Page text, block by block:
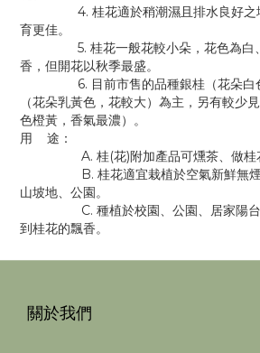
4. 桂花適於稍潮濕且排水良好之壤
育更佳。
5. 桂花一般花較小朵，花色為白、
香，但開花以秋季最盛。
6. 目前市售的品種銀桂（花朵白色
（花朵乳黃色，花較大）為主，另有較少
色橙黃，香氣最濃）。
用 途：
A. 桂(花)附加產品可燻茶、做桂花
B. 桂花適宜栽植於空氣新鮮無煙塵
山坡地、公園。
C. 種植於校園、公園、居家陽台，
到桂花的飄香。
關於我們